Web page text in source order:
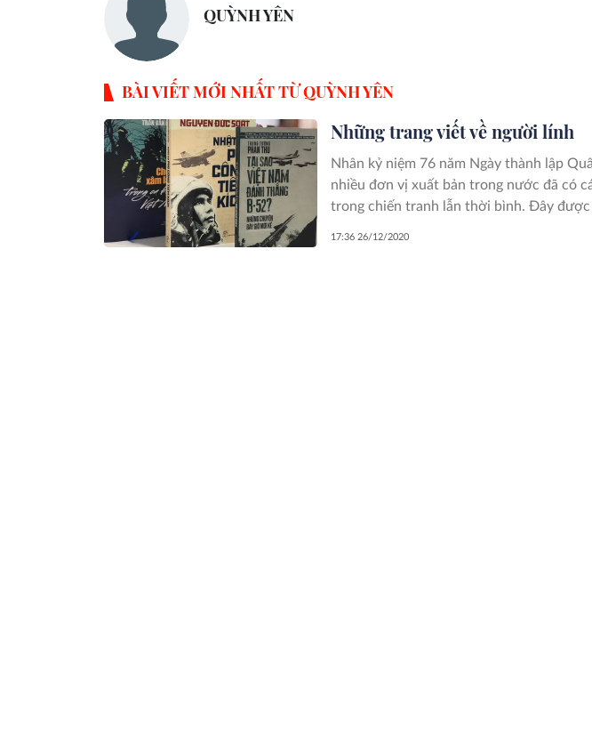
QUỲNH YÊN
BÀI VIẾT MỚI NHẤT TỪ QUỲNH YÊN
Những trang viết về người lính
Nhân kỷ niệm 76 năm Ngày thành lập
nhiều đơn vị xuất bản trong nước đã có
trong chiến tranh lẫn thời bình. Đây được
17:36 26/12/2020